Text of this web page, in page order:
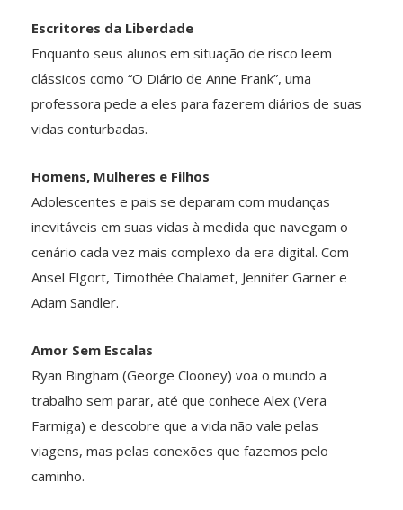
Escritores da Liberdade
Enquanto seus alunos em situação de risco leem
clássicos como “O Diário de Anne Frank”, uma
professora pede a eles para fazerem diários de suas
vidas conturbadas.
Homens, Mulheres e Filhos
Adolescentes e pais se deparam com mudanças
inevitáveis em suas vidas à medida que navegam o
cenário cada vez mais complexo da era digital. Com
Ansel Elgort, Timothée Chalamet, Jennifer Garner e
Adam Sandler.
Amor Sem Escalas
Ryan Bingham (George Clooney) voa o mundo a
trabalho sem parar, até que conhece Alex (Vera
Farmiga) e descobre que a vida não vale pelas
viagens, mas pelas conexões que fazemos pelo
caminho.